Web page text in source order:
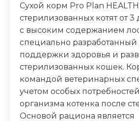
Аналитический состав
белок: 43%, жир: 18%, сырая
сырая клетчатка: 1%,
кислота: 0,3%
Дополнительные
молозиво,
(ДГК)
Сухой корм Pro Plan
стерилизованных котят от 3
с высоким содержанием
специально
поддержки здоровья и
стерилизованных кошек.
командой ветеринарных
учетом особых
организма котенка после
Основой рациона является